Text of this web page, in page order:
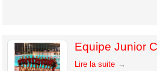
Equipe Junior
Lire la suite